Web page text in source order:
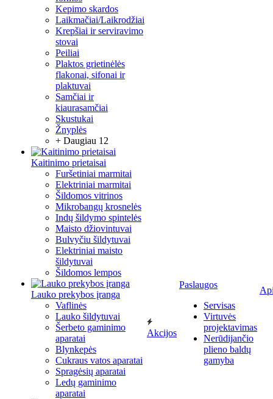
Kepimo skardos
Laikmačiai/Laikrodžiai
Krepšiai ir serviravimo
stovai
Peiliai
Plaktos grietinėlės
flakonai, sifonai ir
plaktuvai
Samčiai ir
kiaurasamčiai
Skustukai
Žnyplės
+ Daugiau 12
Kaitinimo prietaisai
Furšetiniai marmitai
Elektriniai marmitai
Šildomos vitrinos
Mikrobangų krosnelės
Indų šildymo spintelės
Maisto džiovintuvai
Bulvyčiu šildytuvai
Elektriniai maisto
šildytuvai
Šildomos lempos
Lauko prekybos įranga
Vaflinės
Lauko šildytuvai
Šerbeto gaminimo
aparatai
Blynkepės
Cukraus vatos aparatai
Spragėsių aparatai
Ledų gaminimo
aparatai
Akcijos
Paslaugos
Servisas
Virtuvės
projektavimas
Nerūdijančio
plieno baldų
gamyba